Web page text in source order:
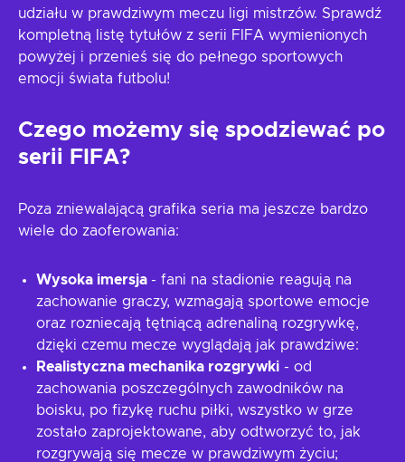
udziału w prawdziwym meczu ligi mistrzów. Sprawdź
kompletną listę tytułów z serii FIFA wymienionych
powyżej i przenieś się do pełnego sportowych
emocji świata futbolu!
Czego możemy się spodziewać po
serii FIFA?
Poza zniewalającą grafika seria ma jeszcze bardzo
wiele do zaoferowania:
Wysoka imersja - fani na stadionie reagują na
zachowanie graczy, wzmagają sportowe emocje
oraz rozniecają tętniącą adrenaliną rozgrywkę,
dzięki czemu mecze wyglądają jak prawdziwe:
Realistyczna mechanika rozgrywki - od
zachowania poszczególnych zawodników na
boisku, po fizykę ruchu piłki, wszystko w grze
zostało zaprojektowane, aby odtworzyć to, jak
rozgrywają się mecze w prawdziwym życiu;